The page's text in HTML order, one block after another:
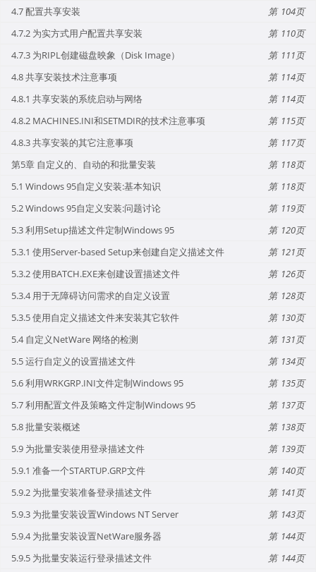
4.7 配置共享安装
104
4.7.2 为实方式用户配置共享安装
110
4.7.3 为RIPL创建磁盘映象（Disk Image）
111
4.8 共享安装技术注意事项
114
4.8.1 共享安装的系统启动与网络
114
4.8.2 MACHINES.INI和SETMDIR的技术注意事项
115
4.8.3 共享安装的其它注意事项
117
第5章 自定义的、自动的和批量安装
118
5.1 Windows 95自定义安装:基本知识
118
5.2 Windows 95自定义安装:问题讨论
119
5.3 利用Setup描述文件定制Windows 95
120
5.3.1 使用Server-based Setup来创建自定义描述文件
121
5.3.2 使用BATCH.EXE来创建设置描述文件
126
5.3.4 用于无障碍访问需求的自定义设置
128
5.3.5 使用自定义描述文件来安装其它软件
130
5.4 自定义NetWare 网络的检测
131
5.5 运行自定义的设置描述文件
134
5.6 利用WRKGRP.INI文件定制Windows 95
135
5.7 利用配置文件及策略文件定制Windows 95
137
5.8 批量安装概述
138
5.9 为批量安装使用登录描述文件
139
5.9.1 准备一个STARTUP.GRP文件
140
5.9.2 为批量安装准备登录描述文件
141
5.9.3 为批量安装设置Windows NT Server
143
5.9.4 为批量安装设置NetWare服务器
144
5.9.5 为批量安装运行登录描述文件
144